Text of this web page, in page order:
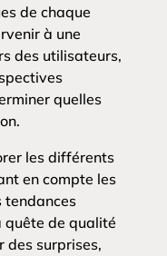
de chaque
à une
des utilisateurs,
quelles
les différents
en compte les
tendances
quête de qualité
des surprises,